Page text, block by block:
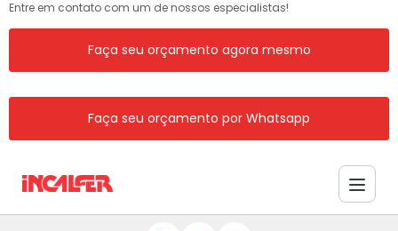
Entre em contato com um de nossos especialistas!
Faça seu orçamento agora mesmo
Faça seu orçamento por Whatsapp